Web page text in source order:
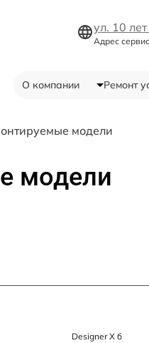
ул. 10
Адрес
О компании Ремонт
модели
модели
Designer X б